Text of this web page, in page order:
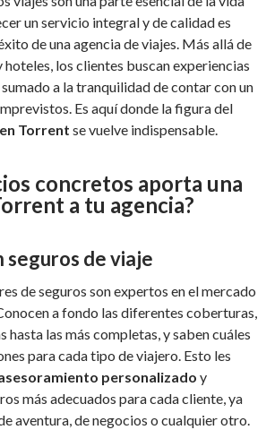
un servicio integral y de calidad es
de una agencia de viajes. Más allá de
hoteles, los clientes buscan experiencias
a la tranquilidad de contar con un
Es aquí donde la figura del
Torrent se vuelve indispensable.
concretos aporta una
a tu agencia?
seguros de viaje
de seguros son expertos en el mercado
a fondo las diferentes coberturas,
hasta las más completas, y saben cuáles
para cada tipo de viajero. Esto les
personalizado y
más adecuados para cada cliente, ya
aventura, de negocios o cualquier otro.